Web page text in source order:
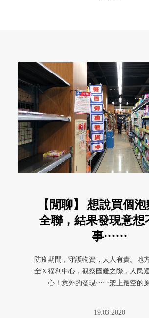
【閒聊】 想說買個
全聯，結果發現意想
事⋯⋯
防疫期間，守護物資，人人有責。地
全Ｘ福利中心，觀察國難之際，人民
心！意外的發現⋯⋯架上最空的原
19.03.2020